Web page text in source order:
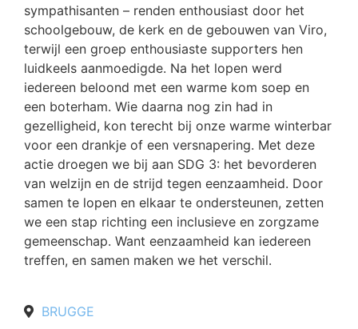
sympathisanten – renden enthousiast door het
schoolgebouw, de kerk en de gebouwen van Viro,
terwijl een groep enthousiaste supporters hen
luidkeels aanmoedigde. Na het lopen werd
iedereen beloond met een warme kom soep en
een boterham. Wie daarna nog zin had in
gezelligheid, kon terecht bij onze warme winterbar
voor een drankje of een versnapering. Met deze
actie droegen we bij aan SDG 3: het bevorderen
van welzijn en de strijd tegen eenzaamheid. Door
samen te lopen en elkaar te ondersteunen, zetten
we een stap richting een inclusieve en zorgzame
gemeenschap. Want eenzaamheid kan iedereen
treffen, en samen maken we het verschil.
BRUGGE